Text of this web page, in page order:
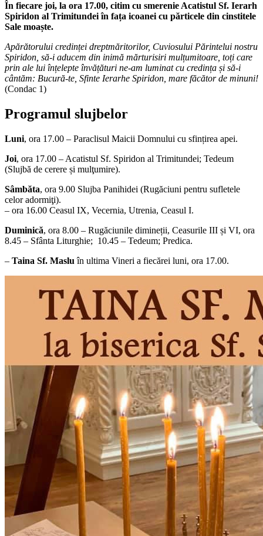
În fiecare joi, la ora 17.00, citim cu smerenie Acatistul Sf. Ierarh
Spiridon al Trimitundei în fața icoanei cu părticele din cinstitele
Sale moaște.
Apărătorului credinței dreptmăritorilor, Cuviosului Părintelui nostru
Spiridon, să-i aducem din inimă mărturisiri mulțumitoare, toți care
prin ale lui înțelepte învățături ne-am luminat cu credința și să-i
cântăm: Bucură-te, Sfinte Ierarhe Spiridon, mare făcător de minuni!
(Condac 1)
Programul slujbelor
Luni, ora 17.00 – Paraclisul Maicii Domnului cu sfințirea apei.
Joi, ora 17.00 – Acatistul Sf. Spiridon al Trimitundei; Tedeum
(Slujbă de cerere și mulţumire).
Sâmbăta, ora 9.00 Slujba Panihidei (Rugăciuni pentru sufletele
celor adormiţi).
– ora 16.00 Ceasul IX, Vecernia, Utrenia, Ceasul I.
Duminică, ora 8.00 – Rugăciunile dimineții, Ceasurile III și VI, ora
8.45 – Sfânta Liturghie; 10.45 – Tedeum; Predica.
– Taina Sf. Maslu în ultima Vineri a fiecărei luni, ora 17.00.